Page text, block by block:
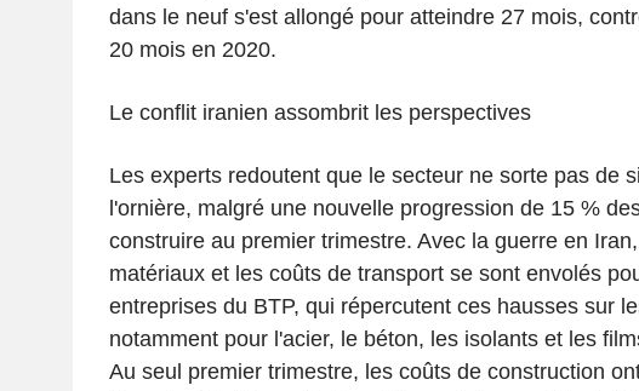
dans le neuf s'est allongé pour atteindre 27 mois,
20 mois en 2020.
Le conflit iranien assombrit les perspectives
Les experts redoutent que le secteur ne sorte pas de
l'ornière, malgré une nouvelle progression de 15 %
construire au premier trimestre. Avec la guerre en
matériaux et les coûts de transport se sont envolés
entreprises du BTP, qui répercutent ces hausses sur
notamment pour l'acier, le béton, les isolants et les
Au seul premier trimestre, les coûts de construction